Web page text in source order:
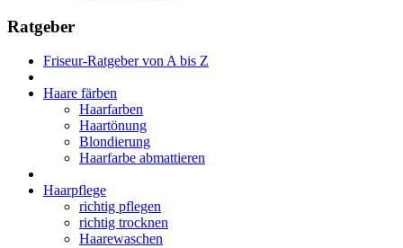
Ratgeber
Friseur-Ratgeber von A bis Z
Haare färben
Haarfarben
Haartönung
Blondierung
Haarfarbe abmattieren
Haarpflege
richtig pflegen
richtig trocknen
Haarewaschen